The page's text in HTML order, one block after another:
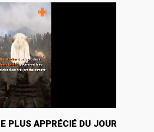
PLUS APPRÉCIÉ DU JOUR